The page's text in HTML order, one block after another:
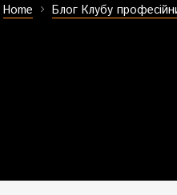
Home Блог Клубу